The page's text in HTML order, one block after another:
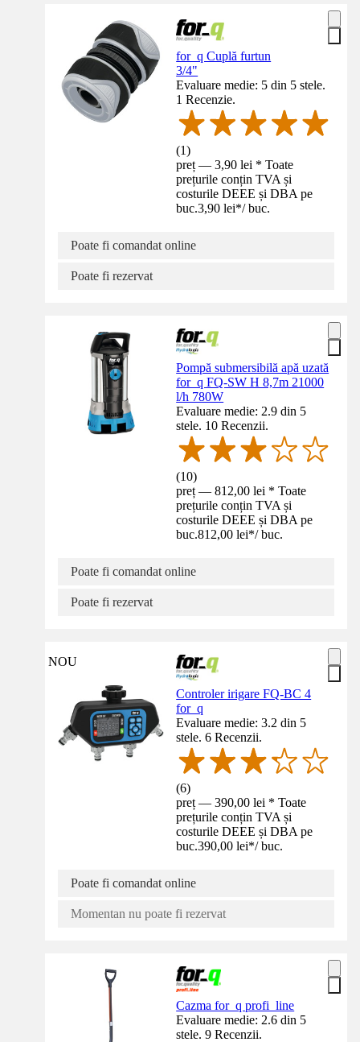
for_q Cuplă furtun
3/4"
Evaluare medie: 5 din 5 stele.
1 Recenzie.
(1)
preț — 3,90 lei * Toate
prețurile conțin TVA și
costurile DEEE și DBA pe
buc.3,90 lei*/ buc.
Poate fi comandat online
Poate fi rezervat
Pompă submersibilă apă uzată
for_q FQ-SW H 8,7m 21000
l/h 780W
Evaluare medie: 2.9 din 5
stele. 10 Recenzii.
(10)
preț — 812,00 lei * Toate
prețurile conțin TVA și
costurile DEEE și DBA pe
buc.812,00 lei*/ buc.
Poate fi comandat online
Poate fi rezervat
NOU
Controler irigare FQ-BC 4
for_q
Evaluare medie: 3.2 din 5
stele. 6 Recenzii.
(6)
preț — 390,00 lei * Toate
prețurile conțin TVA și
costurile DEEE și DBA pe
buc.390,00 lei*/ buc.
Poate fi comandat online
Momentan nu poate fi rezervat
Cazma for_q profi_line
Evaluare medie: 2.6 din 5
stele. 9 Recenzii.